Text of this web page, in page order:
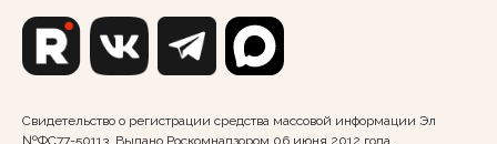
Свидетельство о регистрации средства массовой информации Эл